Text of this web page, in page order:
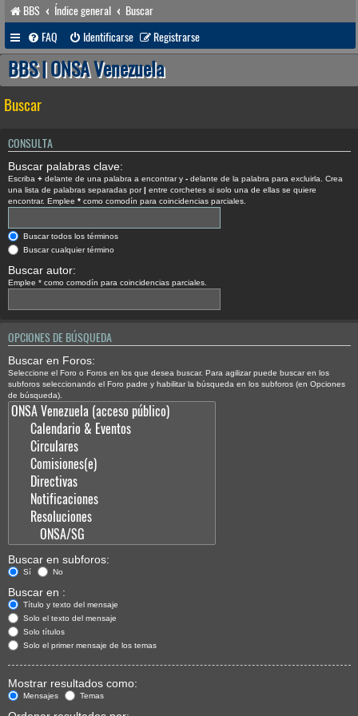
BBS Índice general
Buscar
FAQ
Identificarse Registrarse
BBS | ONSA Venezuela
Buscar
CONSULTA
Buscar palabras clave:
Escriba + delante de una palabra a encontrar y - delante de la palabra para excluirla. Crea
una lista de palabras separadas por| entre corchetes si solo una de ellas se quiere
encontrar. Emplee * como comodín para coincidencias parciales.
Buscar todos los términos
Buscar cualquier término
Buscar autor:
Emplee * como comodín para coincidencias parciales.
OPCIONES DE BÚSQUEDA
Buscar en Foros:
Seleccione el Foro o Foros en los que desea buscar. Para agilizar puede buscar en los
subforos seleccionando el Foro padre y habilitar la búsqueda en los subforos (en Opciones
de búsqueda).
Buscar en subforos:
Sí No
Buscar en :
Título y texto del mensaje
Solo el texto del mensaje
Solo títulos
Solo el primer mensaje de los temas
Mostrar resultados como:
Mensajes Temas